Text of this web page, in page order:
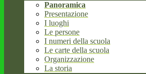
Panoramica
Presentazione
I luoghi
Le persone
I numeri della scuola
Le carte della scuola
Organizzazione
La storia